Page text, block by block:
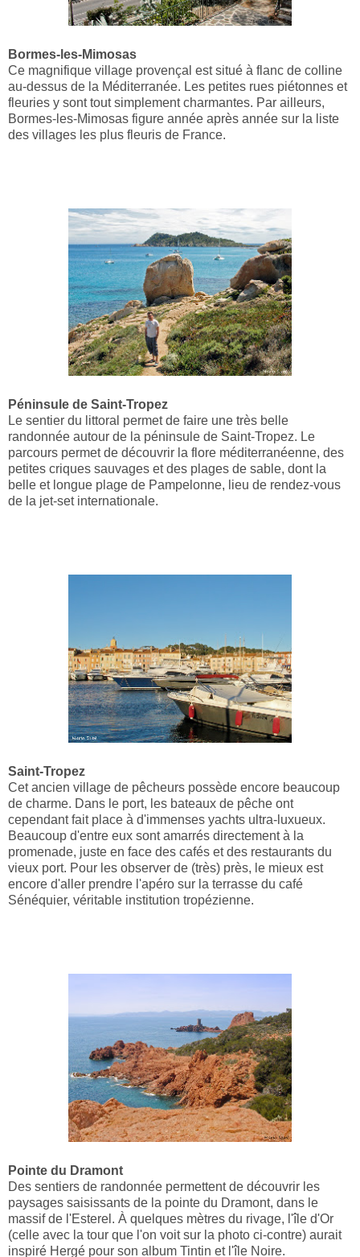
Bormes-les-Mimosas
Ce magnifique village provençal est situé à flanc de colline
au-dessus de la Méditerranée. Les petites rues piétonnes et
fleuries y sont tout simplement charmantes. Par ailleurs,
Bormes-les-Mimosas figure année après année sur la liste
des villages les plus fleuris de France.
Péninsule de Saint-Tropez
Le sentier du littoral permet de faire une très belle
randonnée autour de la péninsule de Saint-Tropez. Le
parcours permet de découvrir la flore méditerranéenne, des
petites criques sauvages et des plages de sable, dont la
belle et longue plage de Pampelonne, lieu de rendez-vous
de la jet-set internationale.
Saint-Tropez
Cet ancien village de pêcheurs possède encore beaucoup
de charme. Dans le port, les bateaux de pêche ont
cependant fait place à d'immenses yachts ultra-luxueux.
Beaucoup d'entre eux sont amarrés directement à la
promenade, juste en face des cafés et des restaurants du
vieux port. Pour les observer de (très) près, le mieux est
encore d'aller prendre l'apéro sur la terrasse du café
Sénéquier, véritable institution tropézienne.
Pointe du Dramont
Des sentiers de randonnée permettent de découvrir les
paysages saisissants de la pointe du Dramont, dans le
massif de l'Esterel. À quelques mètres du rivage, l'île d'Or
(celle avec la tour que l'on voit sur la photo ci-contre) aurait
inspiré Hergé pour son album Tintin et l'île Noire.